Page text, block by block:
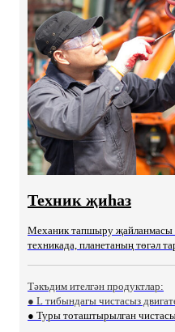
Техник җиһаз
Механик тапшыру җайланмасы
техникада, планетаның төгәл
Тәкъдим ителгән продуктлар:
● L тибындагы чистасыз
● Туры тоташтырылган